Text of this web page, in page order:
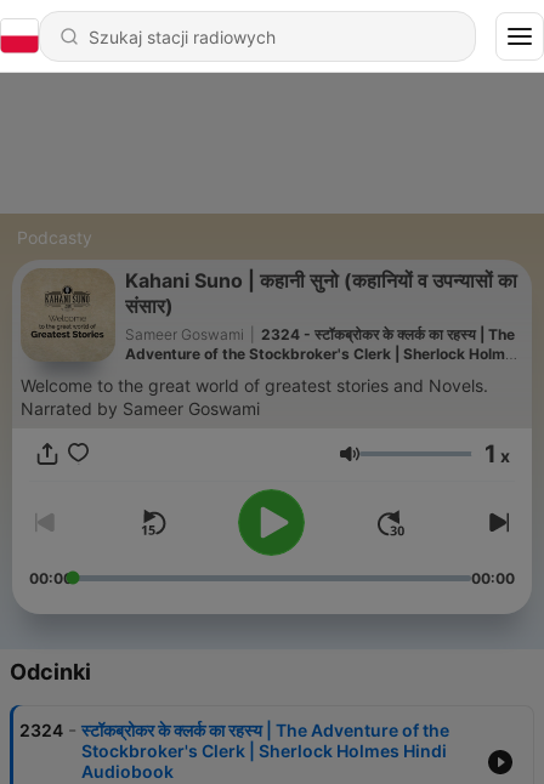
Podcasty
Kahani Suno | कहानी सुनो (कहानियों व उपन्यासों का
संसार)
Sameer Goswami
2324 - स्टॉकब्रोकर के क्लर्क का रहस्य | The
Adventure of the Stockbroker's Clerk | Sherlock Holmes
Welcome to the great world of greatest stories and Novels.
Narrated by Sameer Goswami
Głośność 1 x
00:00 00:00
Odcinki
2324 - स्टॉकब्रोकर के क्लर्क का रहस्य | The Adventure of the
Stockbroker's Clerk | Sherlock Holmes Hindi
Audiobook